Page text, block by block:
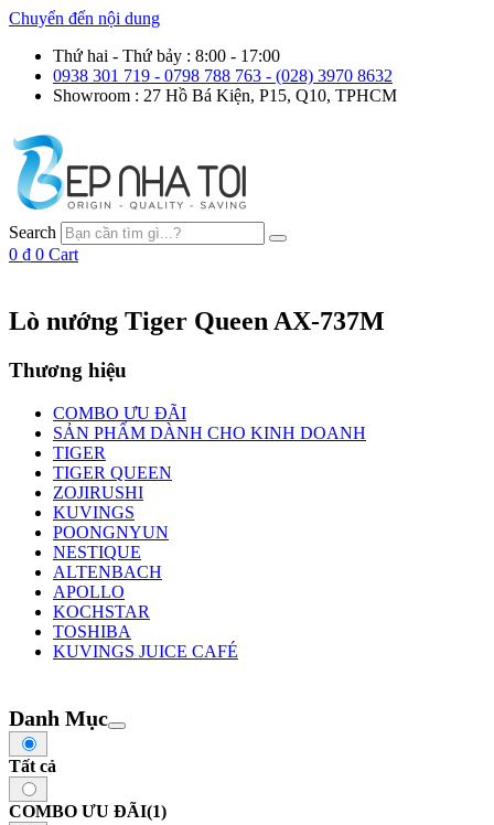
Chuyển đến nội dung
Thứ hai - Thứ bảy : 8:00 - 17:00
0938 301 719 - 0798 788 763 - (028) 3970 8632
Showroom : 27 Hồ Bá Kiện, P15, Q10, TPHCM
Search
0 ₫ 0 Cart
Lò nướng Tiger Queen AX-737M
Thương hiệu
COMBO ƯU ĐÃI
SẢN PHẨM DÀNH CHO KINH DOANH
TIGER
TIGER QUEEN
ZOJIRUSHI
KUVINGS
POONGNYUN
NESTIQUE
ALTENBACH
APOLLO
KOCHSTAR
TOSHIBA
KUVINGS JUICE CAFÉ
Danh Mục
Tất cả
COMBO ƯU ĐÃI(1)